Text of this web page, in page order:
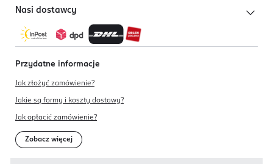
Nasi dostawcy
Przydatne informacje
Jak złożyć zamówienie?
Jakie są formy i koszty dostawy?
Jak opłacić zamówienie?
Zobacz więcej